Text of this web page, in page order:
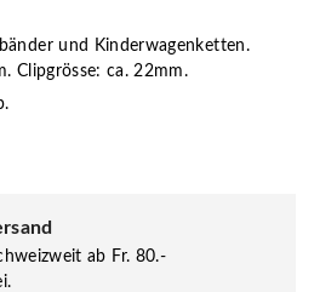
und Kinderwagenketten.
Clipgrösse: ca. 22mm.
ab Fr. 80.-